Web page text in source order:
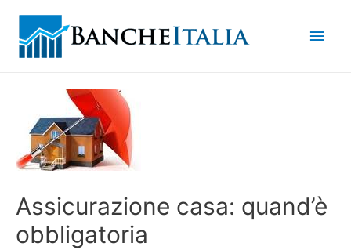
Assicurazione casa: quand’è
obbligatoria